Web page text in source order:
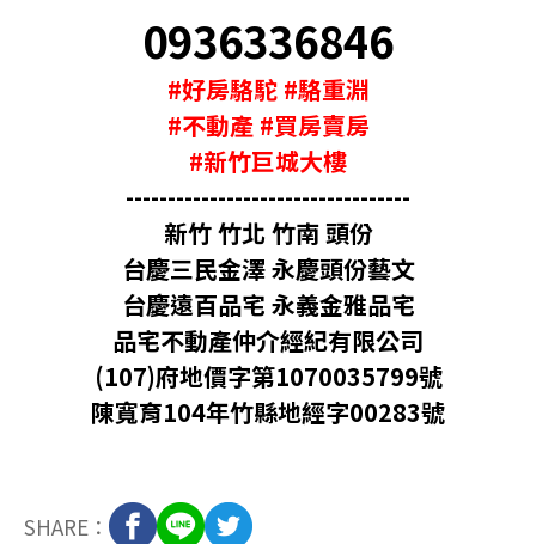
0936336846
#好房駱駝 #駱重淵
#不動產 #買房賣房
#新竹巨城大樓
----------------------------------
新竹 竹北 竹南 頭份
台慶三民金澤 永慶頭份藝文
台慶遠百品宅 永義金雅品宅
品宅不動產仲介經紀有限公司
(107)府地價字第1070035799號
陳寬育104年竹縣地經字00283號
SHARE：